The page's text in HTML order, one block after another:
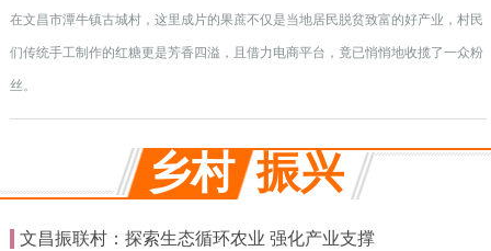
在文昌市潭牛镇古城村，这里成片的果蔗不仅是当地居民脱贫致富的好产业，村民
们传统手工制作的红糖更是芳香四溢，且借力电商平台，竟已悄悄地收揽了一众粉
丝。
乡村 振兴
文昌振联村：探索生态循环农业 强化产业支撑